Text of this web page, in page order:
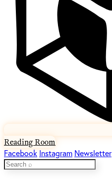
Reading Room
Facebook Instagram Newsletter